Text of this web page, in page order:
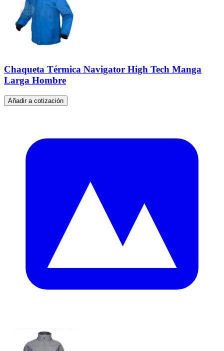
Chaqueta Térmica Navigator High Tech Manga
Larga Hombre
Añadir a cotización